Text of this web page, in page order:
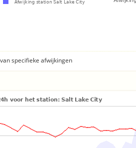
specifieke afwijkingen